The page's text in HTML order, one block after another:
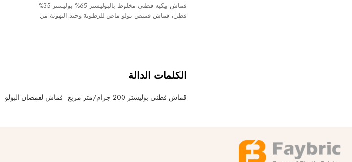
قماش بيكيه قطني مخلوط بالبوليستر 65% بوليستر 35%
قطن، قماش قميص بولو ماص للرطوبة وجيد التهوية من
الكلمات الدالة
قماش قطني بوليستر 200 جرام/متر مربع قماش لقمصان البولو